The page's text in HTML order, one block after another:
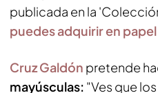
publicada en la
puedes adquirir en
Cruz Galdón pretende
mayúsculas: "Ves que